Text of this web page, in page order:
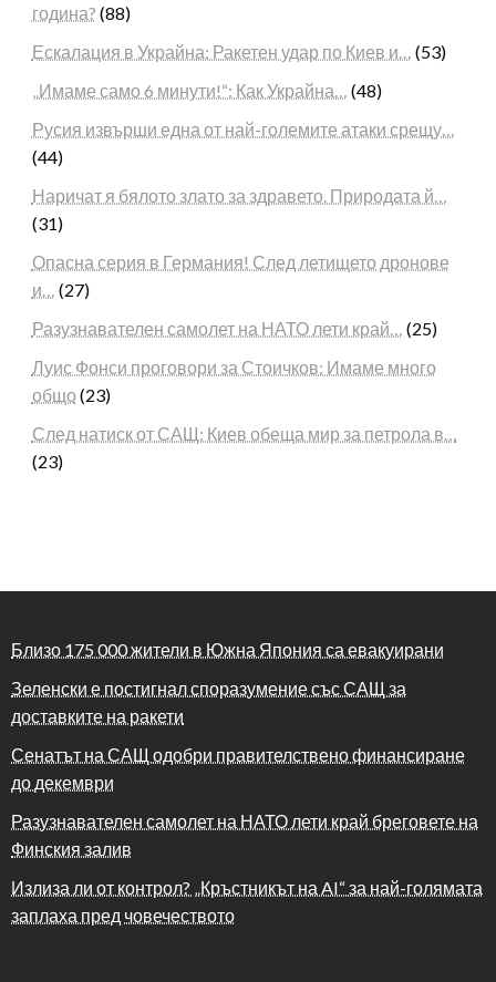
година? (88)
Ескалация в Украйна: Ракетен удар по Киев и… (53)
„Имаме само 6 минути!“: Как Украйна… (48)
Русия извърши една от най-големите атаки срещу…
(44)
Наричат я бялото злато за здравето. Природата й…
(31)
Опасна серия в Германия! След летището дронове
и… (27)
Разузнавателен самолет на НАТО лети край… (25)
Луис Фонси проговори за Стоичков: Имаме много
общо (23)
След натиск от САЩ: Киев обеща мир за петрола в…
(23)
Близо 175 000 жители в Южна Япония са евакуирани
Зеленски е постигнал споразумение със САЩ за
доставките на ракети
Сенатът на САЩ одобри правителствено финансиране
до декември
Разузнавателен самолет на НАТО лети край бреговете на
Финския залив
Излиза ли от контрол? „Кръстникът на AI“ за най-голямата
заплаха пред човечеството